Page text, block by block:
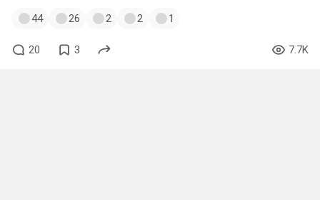
44 26 2 2 1
20 3 7.7K